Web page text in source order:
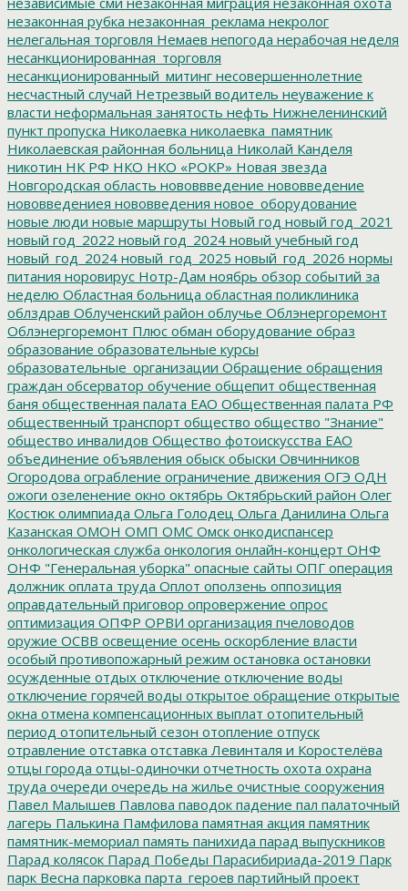
незаконная рубка незаконная_реклама некролог
нелегальная торговля Немаев непогода нерабочая неделя
несанкционированная_торговля
несанкционированный_митинг несовершеннолетние
несчастный случай Нетрезвый водитель неуважение к
власти неформальная занятость нефть Нижнеленинский
пункт пропуска Николаевка николаевка_памятник
Николаевская районная больница Николай Канделя
никотин НК РФ НКО НКО «РОКР» Новая звезда
Новгородская область нововвведение нововведение
нововведениея нововведения новое_оборудование
новые люди новые маршруты Новый год новый год_2021
новый год_2022 новый год_2024 новый учебный год
новый_год_2024 новый_год_2025 новый_год_2026 нормы
питания норовирус Нотр-Дам ноябрь обзор событий за
неделю Областная больница областная поликлиника
облздрав Облученский район облучье Облэнергоремонт
Облэнергоремонт Плюс обман оборудование образ
образование образовательные курсы
образовательные_организации Обращение обращения
граждан обсерватор обучение общепит общественная
баня общественная палата ЕАО Общественная палата РФ
общественный транспорт общество общество "Знание"
общество инвалидов Общество фотоискусства ЕАО
объединение объявления обыск обыски Овчинников
Огородова ограбление ограничение движения ОГЭ ОДН
ожоги озеленение окно октябрь Октябрьский район Олег
Костюк олимпиада Ольга Голодец Ольга Данилина Ольга
Казанская ОМОН ОМП ОМС Омск онкодиспансер
онкологическая служба онкология онлайн-концерт ОНФ
ОНФ "Генеральная уборка" опасные сайты ОПГ операция
должник оплата труда Оплот оползень оппозиция
оправдательный приговор опровержение опрос
оптимизация ОПФР ОРВИ организация пчеловодов
оружие ОСВВ освещение осень оскорбление власти
особый противопожарный режим остановка остановки
осужденные отдых отключение отключение воды
отключение горячей воды открытое обращение открытые
окна отмена компенсационных выплат отопительный
период отопительный сезон отопление отпуск
отравление отставка отставка Левинталя и Коростелёва
отцы города отцы-одиночки отчетность охота охрана
труда очереди очередь на жилье очистные сооружения
Павел Малышев Павлова паводок падение пал палаточный
лагерь Палькина Памфилова памятная акция памятник
памятник-мемориал память панихида парад выпускников
Парад колясок Парад Победы Парасибириада-2019 Парк
парк Весна парковка парта_героев партийный проект